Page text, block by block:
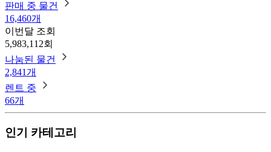
판매 중 물건
16,460개
이번달 조회
5,983,112회
나눔된 물건
2,841개
렌트 중
66개
인기 카테고리